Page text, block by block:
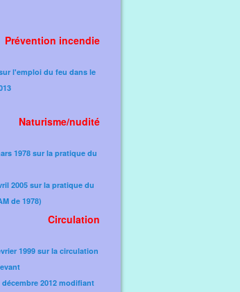
Prévention incendie
l'emploi du feu dans le
Naturisme/nudité
1978 sur la pratique du
2005 sur la pratique du
de 1978)​
Circulation
1999 sur la circulation
2012 modifiant